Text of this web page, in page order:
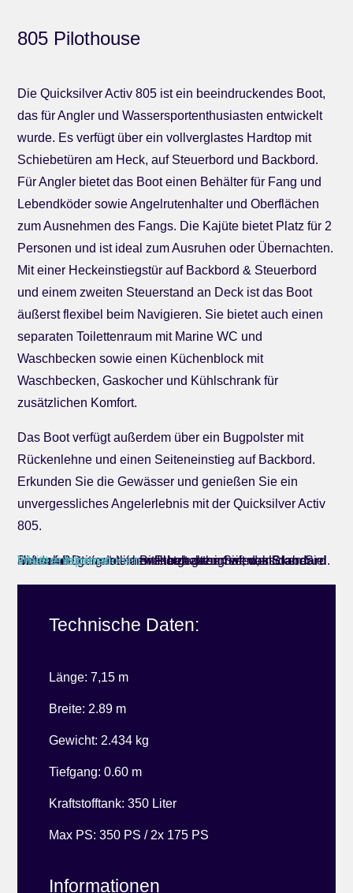
805 Pilothouse
Die Quicksilver Activ 805 ist ein beeindruckendes Boot,
das für Angler und Wassersportenthusiasten entwickelt
wurde. Es verfügt über ein vollverglastes Hardtop mit
Schiebetüren am Heck, auf Steuerbord und Backbord.
Für Angler bietet das Boot einen Behälter für Fang und
Lebendköder sowie Angelrutenhalter und Oberflächen
zum Ausnehmen des Fangs. Die Kajüte bietet Platz für 2
Personen und ist ideal zum Ausruhen oder Übernachten.
Mit einer Heckeinstiegstür auf Backbord & Steuerbord
und einem zweiten Steuerstand an Deck ist das Boot
äußerst flexibel beim Navigieren. Sie bietet auch einen
separaten Toilettenraum mit Marine WC und
Waschbecken sowie einen Küchenblock mit
Waschbecken, Gaskocher und Kühlschrank für
zusätzlichen Komfort.
Das Boot verfügt außerdem über ein Bugpolster mit
Rückenlehne und einen Seiteneinstieg auf Backbord.
Erkunden Sie die Gewässer und genießen Sie ein
unvergessliches Angelerlebnis mit der Quicksilver Activ
805.
Sie sehen gerade einen Platzhalterinhalt vonStandard
. Um auf den eigentlichen Inhalt zuzugreifen, klicken Sie auf den Button unten. Bitte beachten Sie, dass dabei Daten an Drittanbieter weitergegeben werden.
Inhalt entsperren
Weitere Informationen
Technische Daten:
Länge: 7,15 m
Breite: 2.89 m
Gewicht: 2.434 kg
Tiefgang: 0.60 m
Kraftstofftank: 350 Liter
Max PS: 350 PS / 2x 175 PS
Informationen